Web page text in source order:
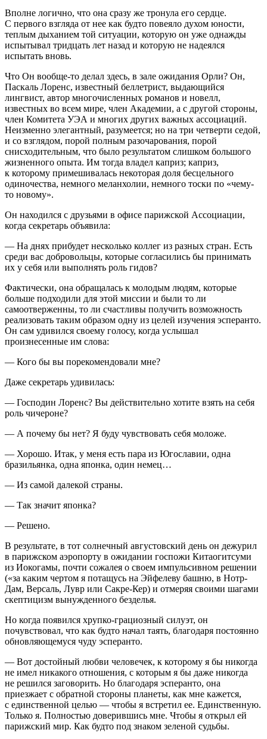
Вполне логично, что она сразу же тронула его сердце.
С первого взгляда от нее как будто повеяло духом юности,
теплым дыханием той ситуации, которую он уже однажды
испытывал тридцать лет назад и которую не надеялся
испытать вновь.
Что Он вообще-то делал здесь, в зале ожидания Орли? Он,
Паскаль Лоренс, известный беллетрист, выдающийся
лингвист, автор многочисленных романов и новелл,
известных во всем мире, член Академии, а с другой стороны,
член Комитета УЭА и многих других важных ассоциаций.
Неизменно элегантный, разумеется; но на три четверти седой,
и со взглядом, порой полным разочарования, порой
снисходительным, что было результатом слишком большого
жизненного опыта. Им тогда владел каприз; каприз,
к которому примешивалась некоторая доля бесцельного
одиночества, немного меланхолии, немного тоски по «чему-
то новому».
Он находился с друзьями в офисе парижской Ассоциации,
когда секретарь объявила:
— На днях прибудет несколько коллег из разных стран. Есть
среди вас добровольцы, которые согласились бы принимать
их у себя или выполнять роль гидов?
Фактически, она обращалась к молодым людям, которые
больше подходили для этой миссии и были то ли
самоотверженны, то ли счастливы получить возможность
реализовать таким образом одну из целей изучения эсперанто.
Он сам удивился своему голосу, когда услышал
произнесенные им слова:
— Кого бы вы порекомендовали мне?
Даже секретарь удивилась:
— Господин Лоренс? Вы действительно хотите взять на себя
роль чичероне?
— А почему бы нет? Я буду чувствовать себя моложе.
— Хорошо. Итак, у меня есть пара из Югославии, одна
бразильянка, одна японка, один немец…
— Из самой далекой страны.
— Так значит японка?
— Решено.
В результате, в тот солнечный августовский день он дежурил
в парижском аэропорту в ожидании госпожи Китаогитсуми
из Иокогамы, почти сожалея о своем импульсивном решении
(«за каким чертом я потащусь на Эйфелеву башню, в Нотр-
Дам, Версаль, Лувр или Сакре-Кер) и отмеряя своими шагами
скептицизм вынужденного безделья.
Но когда появился хрупко-грациозный силуэт, он
почувствовал, что как будто начал таять, благодаря постоянно
обновляющемуся чуду эсперанто.
— Вот достойный любви человечек, к которому я бы никогда
не имел никакого отношения, с которым я бы даже никогда
не решился заговорить. Но благодаря эсперанто, она
приезжает с обратной стороны планеты, как мне кажется,
с единственной целью — чтобы я встретил ее. Единственную.
Только я. Полностью доверившись мне. Чтобы я открыл ей
парижский мир. Как будто под знаком зеленой судьбы.